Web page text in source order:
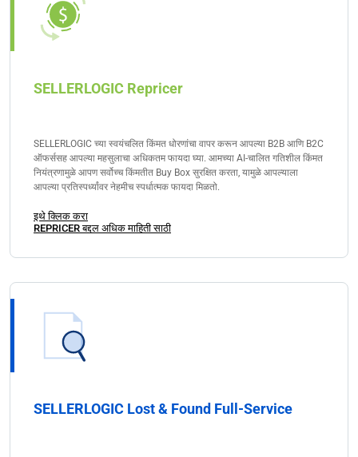
SELLERLOGIC Repricer
SELLERLOGIC च्या स्वयंचलित किंमत धोरणांचा वापर करून आपल्या B2B आणि B2C
ऑफर्ससह आपल्या महसुलाचा अधिकतम फायदा घ्या. आमच्या AI-चालित गतिशील किंमत
नियंत्रणामुळे आपण सर्वोच्च किंमतीत Buy Box सुरक्षित करता, यामुळे आपल्याला
आपल्या प्रतिस्पर्ध्यांवर नेहमीच स्पर्धात्मक फायदा मिळतो.
इथे क्लिक करा
REPRICER बद्दल अधिक माहिती साठी
SELLERLOGIC Lost & Found Full-Service